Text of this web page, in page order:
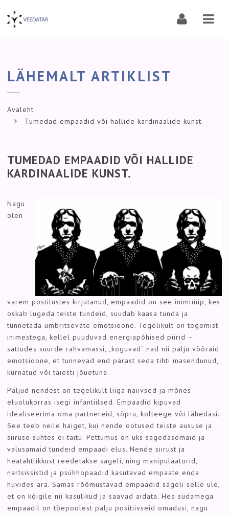
LÄHEMALT ARTIKLIST
Avaleht
Tumedad empaadid või hallide kardinaalide kunst.
TUMEDAD EMPAADID VÕI HALLIDE
KARDINAALIDE KUNST.
Nagu
olen
varem postitustes kirjutanud, empaadid on see inimtüüp, kes
oskab lugeda teiste tundeid, suudab kaasa tunda ja
tunnetada ümbritsevate emotsioone. Tegelikult on tegemist
inimestega, kellel puuduvad energiapõhised piirid –
sattudes suurde rahvamassi, „koguvad“ nad nii palju võõraid
emotsioone, et tunnevad end pärast seda tihti masendunud,
kurnatud või täiesti jõuetuna.
Paljud nendest on tegelikult liiga naiivsed ja mõnes
eluolukorras isegi infantiilsed. Empaadid kipuvad
idealiseerima oma partnereid, sõpru, kolleege või lähedasi.
See teeb neile haiget, kui nende ootused teiste aususe ja
siiruse suhtes ei täitu. Pettumus on üks sagedasemaid ja
valusamaid tundeid empaadi elus. Nende siirust ja
heatahtlikkust reedetakse sageli, ning manipulaatorid,
nartsissistid ja psühhopaadid kasutavad empaate enda
huvides ära. Samas rõõmustavad empaadid sageli selle üle,
et on kõigile nii kasulikud ja saavad aidata. Hea südamega
empaadil on tõepoolest palju positiivseid omadusi, nagu